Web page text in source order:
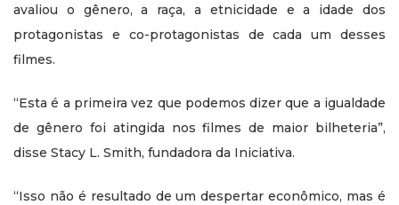
avaliou o gênero, a raça, a etnicidade e a idade dos
protagonistas e co-protagonistas de cada um desses
filmes.
“Esta é a primeira vez que podemos dizer que a igualdade
de gênero foi atingida nos filmes de maior bilheteria”,
disse Stacy L. Smith, fundadora da Iniciativa.
“Isso não é resultado de um despertar econômico, mas é